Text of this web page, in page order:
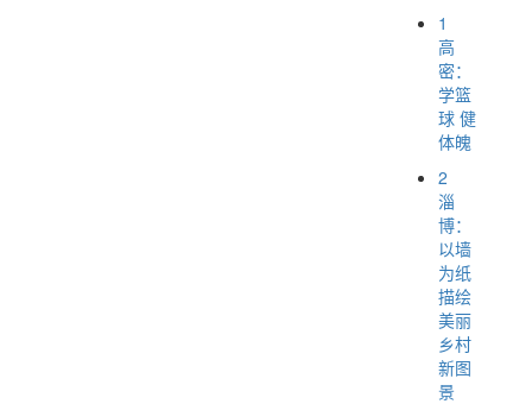
1
高
密：
学篮
球 健
体魄
2
淄
博：
以墙
为纸
描绘
美丽
乡村
新图
景